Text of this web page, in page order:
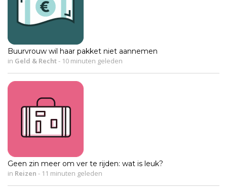
Buurvrouw wil haar pakket niet aannemen
in Geld & Recht- 10 minuten geleden
Geen zin meer om ver te rijden: wat is leuk?
in Reizen - 11 minuten geleden